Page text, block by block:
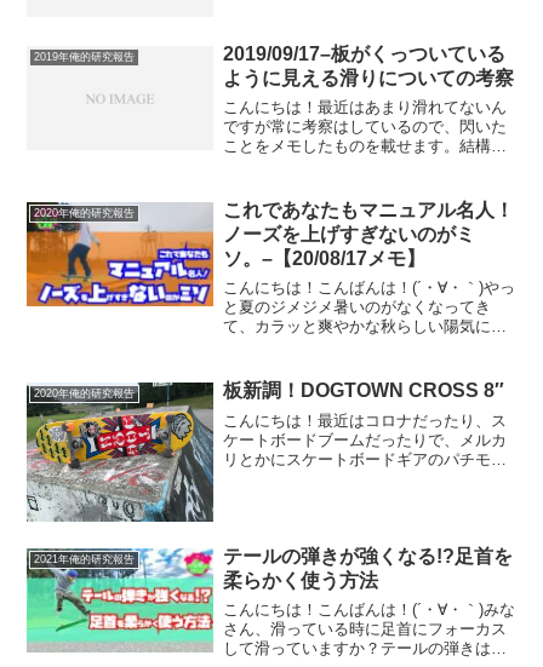
がある。それは、、、、「上に飛ぼうと
する」こともともともって...
2019年俺的研究報告
2019/09/17–板がくっついている
ように見える滑りについての考察
こんにちは！最近はあまり滑れてないん
ですが常に考察はしているので、閃いた
ことをメモしたものを載せます。結構今
内容です(´・∀・｀)笑っていつも思ってま
すが(´・∀・｀...
2020年俺的研究報告
これであなたもマニュアル名人！
ノーズを上げすぎないのがミ
ソ。–【20/08/17メモ】
こんにちは！こんばんは！(´・∀・｀)やっ
と夏のジメジメ暑いのがなくなってき
て、カラッと爽やかな秋らしい陽気にな
(´・∀・｀)早くスケボーしたいよ〜〜(´・
∀・｀)さて...
2020年俺的研究報告 板新調！DOGTOWN CROSS 8″
こんにちは！最近はコロナだったり、ス
ケートボードブームだったりで、メルカ
リとかにスケートボードギアのパチモン
2021年俺的研究報告
テールの弾きが強くなる!?足首を
柔らかく使う方法
こんにちは！こんばんは！(´・∀・｀)みな
さん、滑っている時に足首にフォーカス
して滑っていますか？テールの弾きは、